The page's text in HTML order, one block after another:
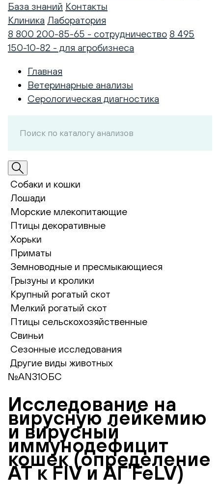
База знаний Контакты
Клиника Лаборатория
8 800 200-85-65 - сотрудничество 8 495
150-10-82 - для агробизнеса
Главная
Ветеринарные анализы
Серологическая диагностика
Собаки и кошки
Лошади
Морские млекопитающие
Птицы декоративные
Хорьки
Приматы
Земноводные и пресмыкающиеся
Грызуны и кролики
Крупный рогатый скот
Мелкий рогатый скот
Птицы сельскохозяйственные
Свиньи
Сезонные исследования
Другие виды животных
№AN31ОБС
Исследование на
вирусную лейкемию
и вирусный
иммунодефицит
кошек (определение
АТ к FIV и АГ FeLV)